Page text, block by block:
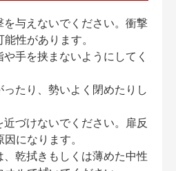
与えないでください。衝撃
性があります。
手を挟まないようにしてく
たり、勢いよく閉めたりし
づけないでください。扉反
になります。
乾拭きもしくは薄めた中性